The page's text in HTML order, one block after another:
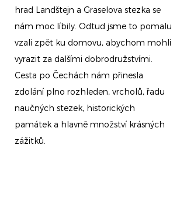
hrad Landštejn a Graselova stezka se
nám moc líbily. Odtud jsme to pomalu
vzali zpět ku domovu, abychom mohli
vyrazit za dalšími dobrodružstvími.
Cesta po Čechách nám přinesla
zdolání plno rozhleden, vrcholů, řadu
naučných stezek, historických
památek a hlavně množství krásných
zážitků.